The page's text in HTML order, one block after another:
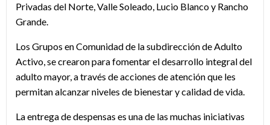
Privadas del Norte, Valle Soleado, Lucio Blanco y Rancho
Grande.
Los Grupos en Comunidad de la subdirección de Adulto
Activo, se crearon para fomentar el desarrollo integral del
adulto mayor, a través de acciones de atención que les
permitan alcanzar niveles de bienestar y calidad de vida.
La entrega de despensas es una de las muchas iniciativas